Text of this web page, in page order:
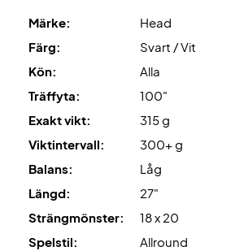
Märke:
Head
Färg:
Svart / Vit
Kön:
Alla
Träffyta:
100"
Exakt vikt:
315 g
Viktintervall:
300+ g
Balans:
Låg
Längd:
27"
Strängmönster:
18 x 20
Spelstil:
Allround